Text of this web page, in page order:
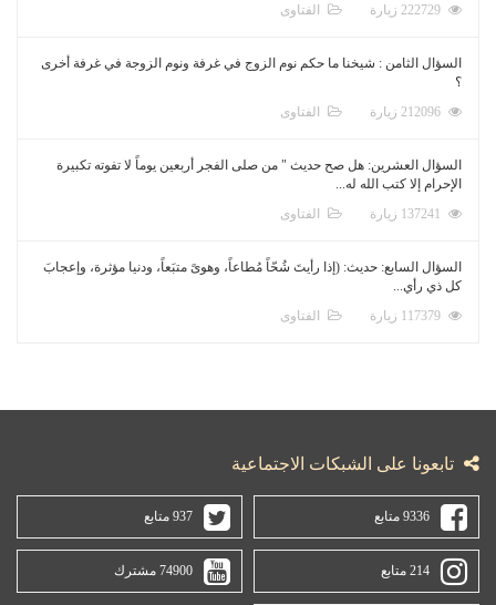
الفتاوى
السؤال الثامن : شيخنا ما حكم نوم الزوج في غرفة ونوم الزوجة في غرفة أخرى
؟
الفتاوى
السؤال العشرين: هل صح حديث " من صلى الفجر أربعين يوماً لا تفوته تكبيرة
الإحرام إلا كتب الله له...
الفتاوى
السؤال السابع: حديث: (إذا رأيتَ شُحّاً مُطاعاً، وهوىً متبَعاً، ودنيا مؤثرة، وإعجابَ
كل ذي رأي...
الفتاوى
تابعونا على الشبكات الاجتماعية
9336 متابع 937 متابع
214 متابع 74900 مشترك